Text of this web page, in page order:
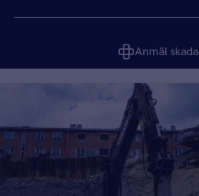
Anmäl skada